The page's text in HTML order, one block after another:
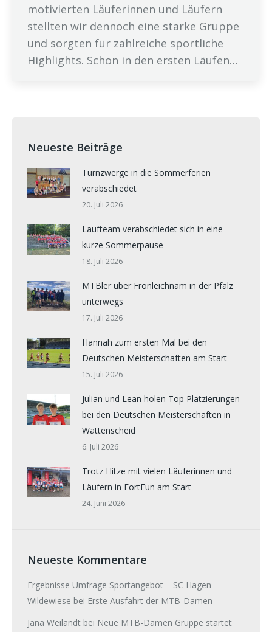
motivierten Läuferinnen und Läufern
stellten wir dennoch eine starke Gruppe
und sorgten für zahlreiche sportliche
Highlights. Schon in den ersten Läufen…
Neueste Beiträge
Turnzwerge in die Sommerferien
verabschiedet
20. Juli 2026
Laufteam verabschiedet sich in eine
kurze Sommerpause
18. Juli 2026
MTBler über Fronleichnam in der Pfalz
unterwegs
17. Juli 2026
Hannah zum ersten Mal bei den
Deutschen Meisterschaften am Start
15. Juli 2026
Julian und Lean holen Top Platzierungen
bei den Deutschen Meisterschaften in
Wattenscheid
6. Juli 2026
Trotz Hitze mit vielen Läuferinnen und
Läufern in FortFun am Start
24. Juni 2026
Neueste Kommentare
Ergebnisse Umfrage Sportangebot – SC Hagen-
Wildewiese bei Erste Ausfahrt der MTB-Damen
Jana Weilandt bei Neue MTB-Damen Gruppe startet